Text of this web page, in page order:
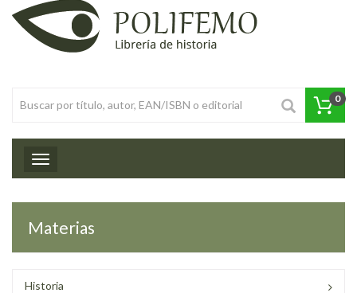
0
Toggle navigation
Materias
Historia